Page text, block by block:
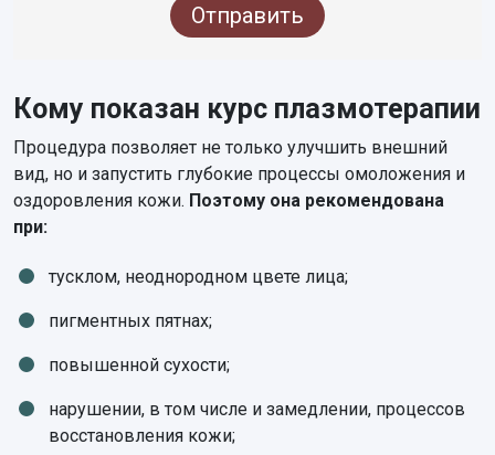
Отправить
Кому показан курс плазмотерапии
Процедура позволяет не только улучшить внешний
вид, но и запустить глубокие процессы омоложения и
оздоровления кожи. Поэтому она рекомендована
при:
тусклом, неоднородном цвете лица;
пигментных пятнах;
повышенной сухости;
нарушении, в том числе и замедлении, процессов
восстановления кожи;